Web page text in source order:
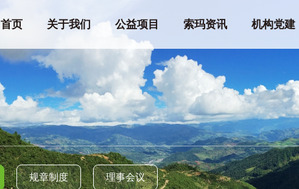
首页 关于我们 公益项目 索玛资讯 机构党建
规章制度 理事会议